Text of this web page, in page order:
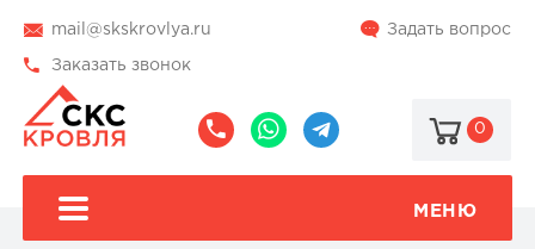
mail@skskrovlya.ru Задать вопрос
Заказать звонок
0
МЕНЮ